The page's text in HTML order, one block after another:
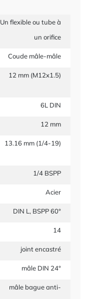
Un flexible ou tube à
un orifice
Coude mâle-mâle
12 mm (M12x1.5)
6L DIN
12 mm
13.16 mm (1/4-19)
1/4 BSPP
Acier
DIN L, BSPP 60°
14
joint encastré
mâle DIN 24°
mâle bague anti-